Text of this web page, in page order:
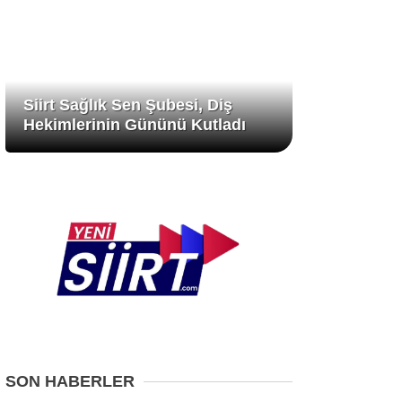
Siirt Sağlık Sen Şubesi, Diş
Hekimlerinin Gününü Kutladı
SON HABERLER